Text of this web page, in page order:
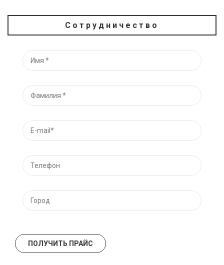
Сотрудничество